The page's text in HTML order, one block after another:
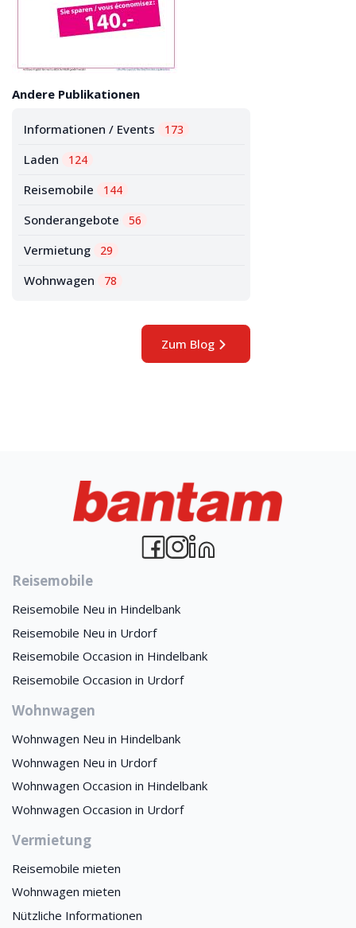
Andere Publikationen
Informationen / Events 173
Laden 124
Reisemobile 144
Sonderangebote 56
Vermietung 29
Wohnwagen 78
Zum Blog
Reisemobile
Reisemobile Neu in Hindelbank
Reisemobile Neu in Urdorf
Reisemobile Occasion in Hindelbank
Reisemobile Occasion in Urdorf
Wohnwagen
Wohnwagen Neu in Hindelbank
Wohnwagen Neu in Urdorf
Wohnwagen Occasion in Hindelbank
Wohnwagen Occasion in Urdorf
Vermietung
Reisemobile mieten
Wohnwagen mieten
Nützliche Informationen